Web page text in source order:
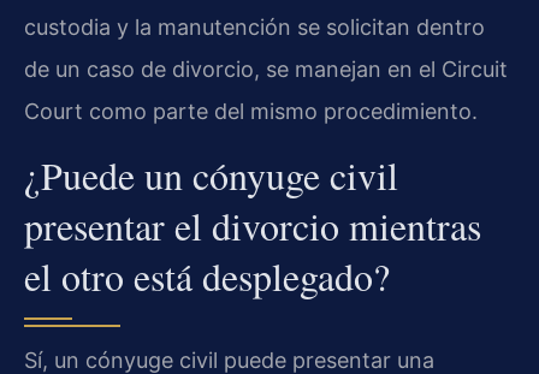
custodia y la manutención se solicitan dentro
de un caso de divorcio, se manejan en el Circuit
Court como parte del mismo procedimiento.
¿Puede un cónyuge civil
presentar el divorcio mientras
el otro está desplegado?
Sí, un cónyuge civil puede presentar una